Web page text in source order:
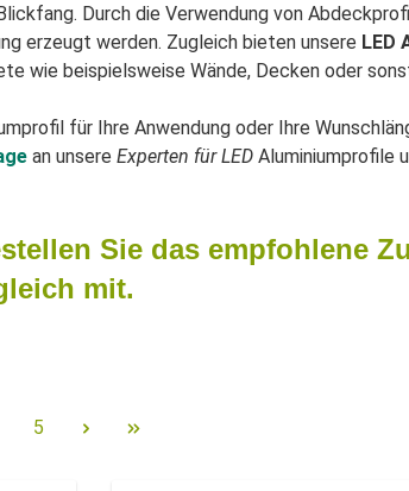
Durch die Verwendung von
erzeugt werden. Zugleich bieten unsere LED
wie beispielsweise Wände, Decken oder
für Ihre Anwendung oder Ihre
an unsere Experten für LED Aluminiumprofile
Sie das empfohlene
mit.
5